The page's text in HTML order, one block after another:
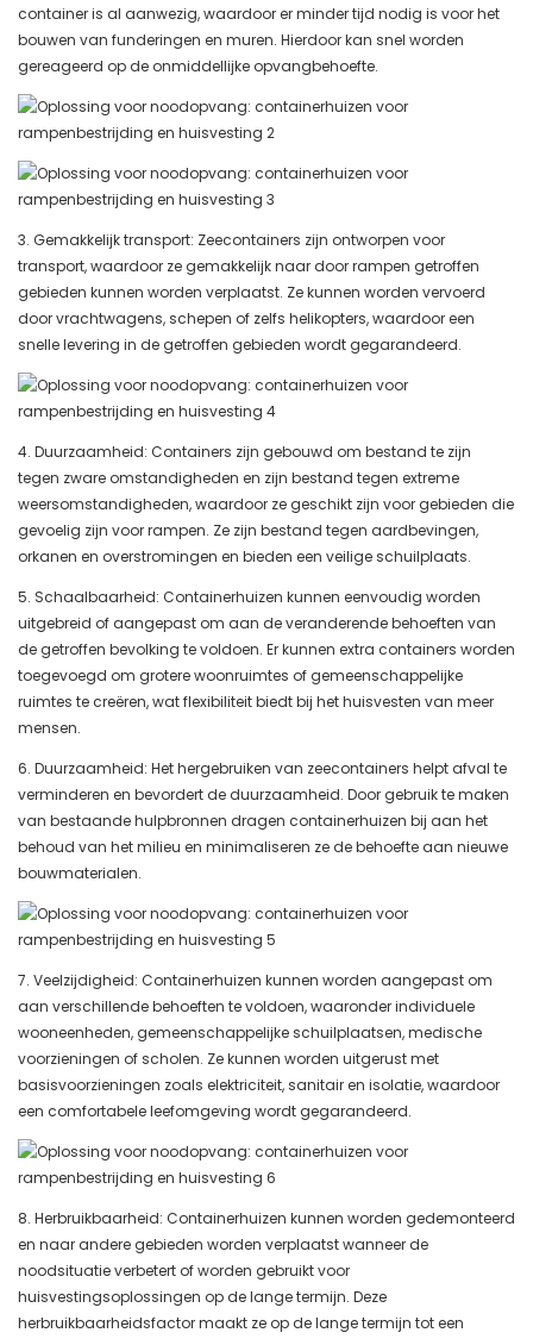
container is al aanwezig, waardoor er minder tijd nodig is voor het
bouwen van funderingen en muren. Hierdoor kan snel worden
gereageerd op de onmiddellijke opvangbehoefte.
3. Gemakkelijk transport: Zeecontainers zijn ontworpen voor
transport, waardoor ze gemakkelijk naar door rampen getroffen
gebieden kunnen worden verplaatst. Ze kunnen worden vervoerd
door vrachtwagens, schepen of zelfs helikopters, waardoor een
snelle levering in de getroffen gebieden wordt gegarandeerd.
4. Duurzaamheid: Containers zijn gebouwd om bestand te zijn
tegen zware omstandigheden en zijn bestand tegen extreme
weersomstandigheden, waardoor ze geschikt zijn voor gebieden die
gevoelig zijn voor rampen. Ze zijn bestand tegen aardbevingen,
orkanen en overstromingen en bieden een veilige schuilplaats.
5. Schaalbaarheid: Containerhuizen kunnen eenvoudig worden
uitgebreid of aangepast om aan de veranderende behoeften van
de getroffen bevolking te voldoen. Er kunnen extra containers worden
toegevoegd om grotere woonruimtes of gemeenschappelijke
ruimtes te creëren, wat flexibiliteit biedt bij het huisvesten van meer
mensen.
6. Duurzaamheid: Het hergebruiken van zeecontainers helpt afval te
verminderen en bevordert de duurzaamheid. Door gebruik te maken
van bestaande hulpbronnen dragen containerhuizen bij aan het
behoud van het milieu en minimaliseren ze de behoefte aan nieuwe
bouwmaterialen.
7. Veelzijdigheid: Containerhuizen kunnen worden aangepast om
aan verschillende behoeften te voldoen, waaronder individuele
wooneenheden, gemeenschappelijke schuilplaatsen, medische
voorzieningen of scholen. Ze kunnen worden uitgerust met
basisvoorzieningen zoals elektriciteit, sanitair en isolatie, waardoor
een comfortabele leefomgeving wordt gegarandeerd.
8. Herbruikbaarheid: Containerhuizen kunnen worden gedemonteerd
en naar andere gebieden worden verplaatst wanneer de
noodsituatie verbetert of worden gebruikt voor
huisvestingsoplossingen op de lange termijn. Deze
herbruikbaarheidsfactor maakt ze op de lange termijn tot een